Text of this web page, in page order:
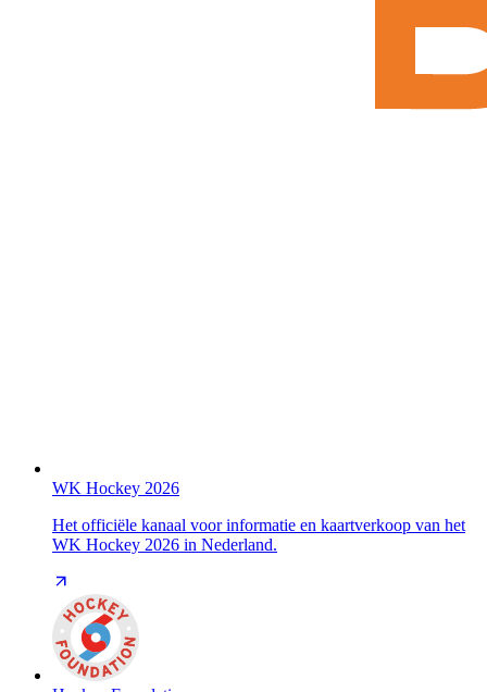
WK Hockey 2026
Het officiële kanaal voor informatie en kaartverkoop van het
WK Hockey 2026 in Nederland.